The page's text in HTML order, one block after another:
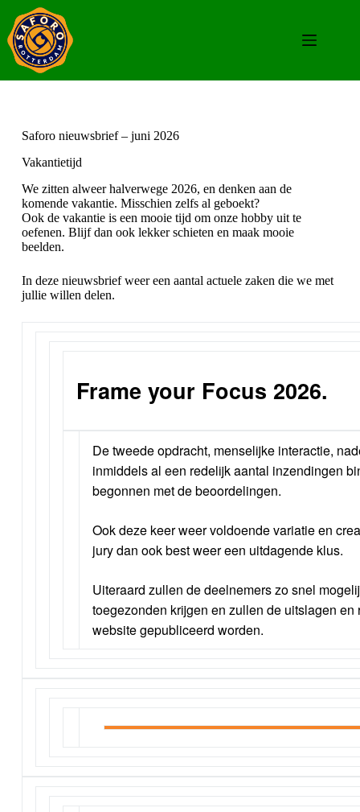
Saforo nieuwsbrief – juni 2026
Vakantietijd
We zitten alweer halverwege 2026, en denken aan de
komende vakantie. Misschien zelfs al geboekt?
Ook de vakantie is een mooie tijd om onze hobby uit te
oefenen. Blijf dan ook lekker schieten en maak mooie
beelden.
In deze nieuwsbrief weer een aantal actuele zaken die we met
jullie willen delen.
Frame your Focus 2026.
De tweede opdracht, menselijke interactie,
inmiddels al een redelijk aantal inzendingen
begonnen met de beoordelingen.
Ook deze keer weer voldoende variatie en
jury dan ook best weer een uitdagende klus.
Uiteraard zullen de deelnemers zo snel
toegezonden krijgen en zullen de uitslagen en
website gepubliceerd worden.